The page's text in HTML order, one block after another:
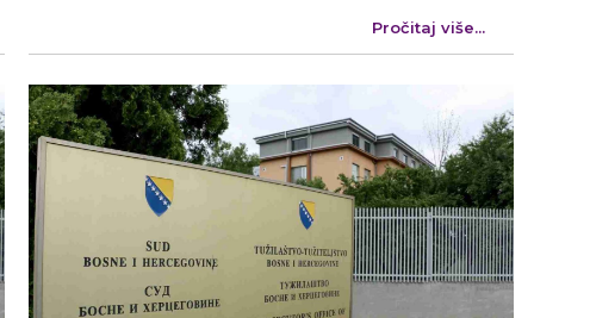
Pročitaj više...